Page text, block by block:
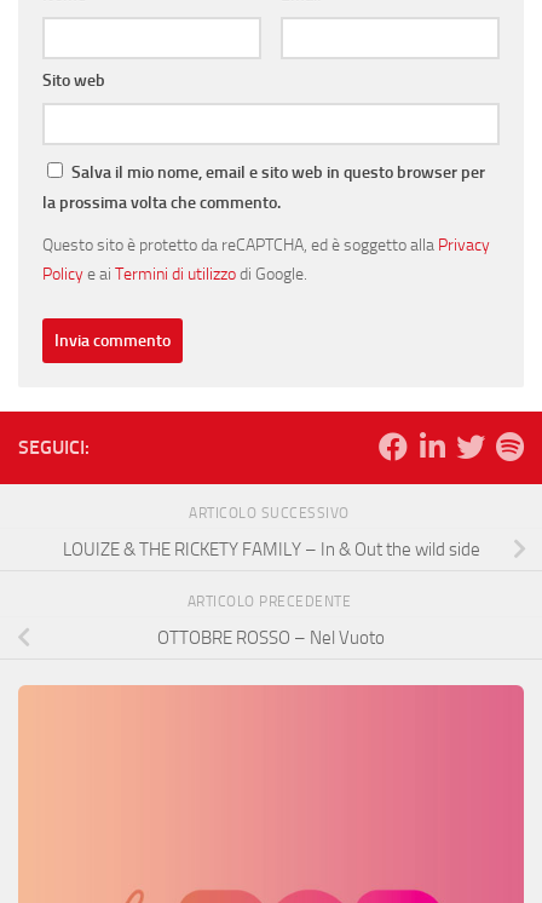
Sito web
Salva il mio nome, email e sito web in questo browser per
la prossima volta che commento.
Questo sito è protetto da reCAPTCHA, ed è soggetto alla Privacy
Policye ai Termini di utilizzodi Google.
SEGUICI:
ARTICOLO SUCCESSIVO
LOUIZE & THE RICKETY FAMILY – In & Out the wild side
ARTICOLO PRECEDENTE
OTTOBRE ROSSO – Nel Vuoto